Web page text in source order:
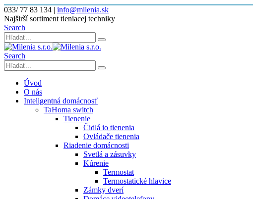
033/ 77 83 134 | info@milenia.sk
Najširší sortiment tieniacej techniky
Search
Search
Úvod
O nás
Inteligentná domácnosť
TaHoma switch
Tienenie
Čidlá io tienenia
Ovládače tienenia
Riadenie domácnosti
Svetlá a zásuvky
Kúrenie
Termostat
Termostatické hlavice
Zámky dverí